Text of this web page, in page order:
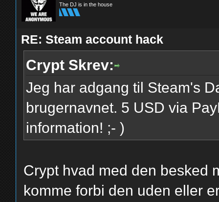
The DJ is in the house
RE: Steam account hack
Crypt Skrev:
Jeg har adgang til Steam's
brugernavnet. 5 USD via
information! ;- )
Crypt hvad med den besked
komme forbi den uden eller